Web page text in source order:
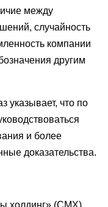
между
случайность
компании
другим
что по
и более
доказательства.
холдинг» (СМХ)